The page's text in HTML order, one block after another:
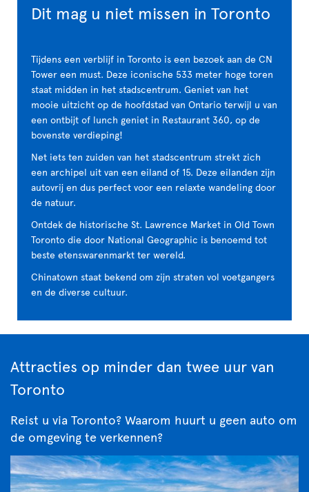
Dit mag u niet missen in Toronto
Tijdens een verblijf in Toronto is een bezoek aan de CN
Tower een must. Deze iconische 533 meter hoge toren
staat midden in het stadscentrum. Geniet van het
mooie uitzicht op de hoofdstad van Ontario terwijl u van
een ontbijt of lunch geniet in Restaurant 360, op de
bovenste verdieping!
Net iets ten zuiden van het stadscentrum strekt zich
een archipel uit van een eiland of 15. Deze eilanden zijn
autovrij en dus perfect voor een relaxte wandeling door
de natuur.
Ontdek de historische St. Lawrence Market in Old Town
Toronto die door National Geographic is benoemd tot
beste etenswarenmarkt ter wereld.
Chinatown staat bekend om zijn straten vol voetgangers
en de diverse cultuur.
Attracties op minder dan twee uur van
Toronto
Reist u via Toronto? Waarom huurt u geen auto om
de omgeving te verkennen?